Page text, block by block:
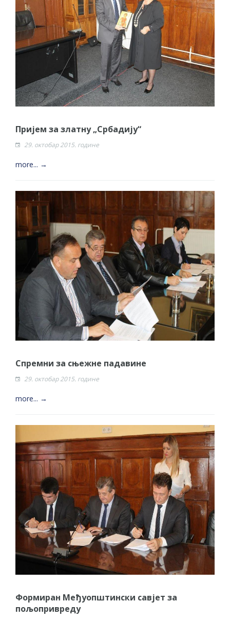
Пријем за златну „Србадију“
29. октобар 2015. године
more... →
Спремни за сњежне падавине
29. октобар 2015. године
more... →
Формиран Међуопштински савјет за
пољопривреду